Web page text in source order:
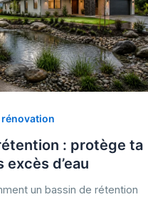
: protège ta
excès d’eau
un bassin de rétention